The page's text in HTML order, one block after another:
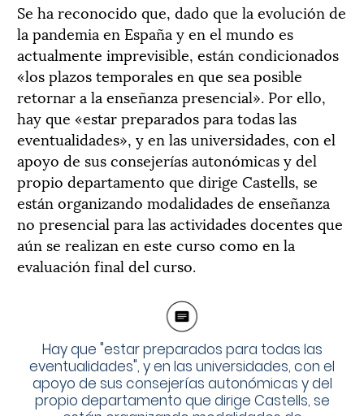
Se ha reconocido que, dado que la evolución de
la pandemia en España y en el mundo es
actualmente imprevisible, están condicionados
«los plazos temporales en que sea posible
retornar a la enseñanza presencial». Por ello,
hay que «estar preparados para todas las
eventualidades», y en las universidades, con el
apoyo de sus consejerías autonómicas y del
propio departamento que dirige Castells, se
están organizando modalidades de enseñanza
no presencial para las actividades docentes que
aún se realizan en este curso como en la
evaluación final del curso.
Hay que "estar preparados para todas las
eventualidades", y en las universidades, con el
apoyo de sus consejerías autonómicas y del
propio departamento que dirige Castells, se